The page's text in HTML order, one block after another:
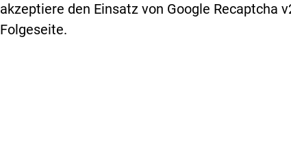
akzeptiere den Einsatz von Google Recaptcha
Folgeseite.